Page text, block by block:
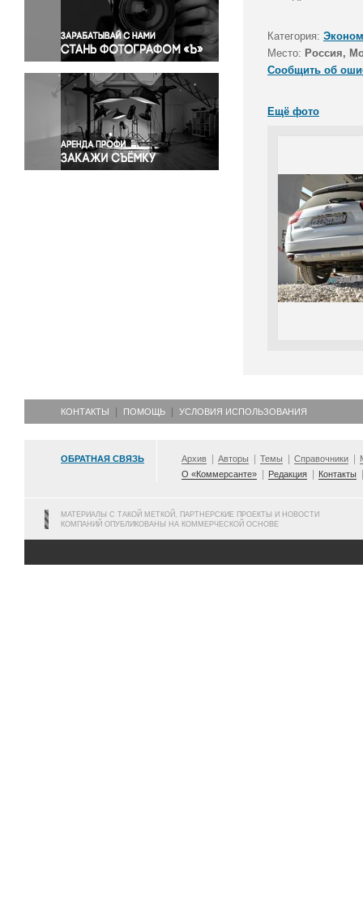
Правосудие
Происшествия и конфликты
Религия
Светская жизнь
Спорт
Экология
Экономика и бизнес
Категория:
Место: Россия,
Сообщить об
Ещё фото
КОНТАКТЫ ПОМОЩЬ УСЛОВИЯ ИСПОЛЬЗОВАНИЯ
ОБРАТНАЯ СВЯЗЬ Архив Авторы Темы Справочники
О «Коммерсанте»
Редакция Контакты
МАТЕРИАЛЫ С ТАКОЙ МЕТКОЙ, ПАРТНЕРСКИЕ ПРОЕКТЫ И НОВОСТИ
КОМПАНИЙ ОПУБЛИКОВАНЫ НА КОММЕРЧЕСКОЙ ОСНОВЕ